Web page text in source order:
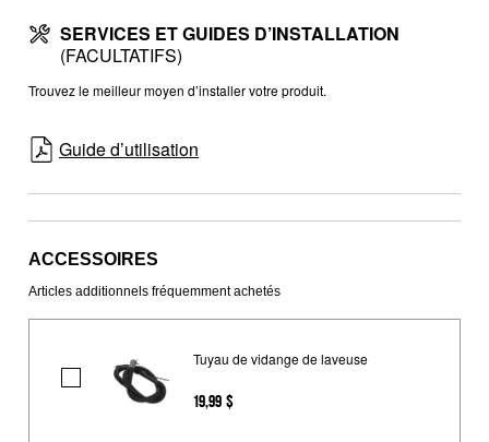
SERVICES ET GUIDES D’INSTALLATION
(FACULTATIFS)
Trouvez le meilleur moyen d’installer votre produit.
Guide d’utilisation
ACCESSOIRES
Articles additionnels fréquemment achetés
Tuyau
Tuyau de vidange de laveuse
19,99 $